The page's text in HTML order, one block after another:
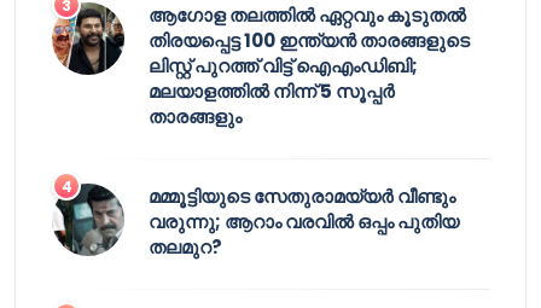
ആഗോള തലത്തിൽ ഏറ്റവും കൂടുതൽ
തിരയപ്പെട്ട 100 ഇന്ത്യൻ താരങ്ങളുടെ
ലിസ്റ്റ് പുറത്ത് വിട്ട് ഐഎംഡിബി;
മലയാളത്തിൽ നിന്ന് 5 സൂപ്പർ
താരങ്ങളും
മമ്മൂട്ടിയുടെ സേതുരാമയ്യർ വീണ്ടും
വരുന്നു; ആറാം വരവിൽ ഒപ്പം പുതിയ
തലമുറ?